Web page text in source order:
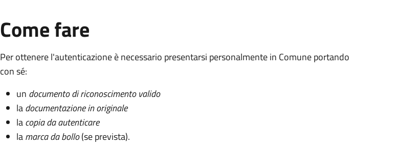
Come fare
Per ottenere l'autenticazione è necessario presentarsi personalmente in Comune portando
con sé:
un documento di riconoscimento valido
ladocumentazione in originale
lacopia da autenticare
lamarca da bollo(se prevista).